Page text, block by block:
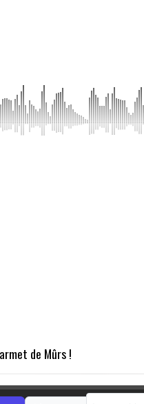
de Mûrs !